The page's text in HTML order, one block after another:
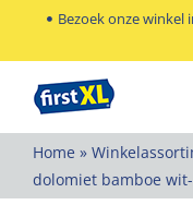
Bezoek onze winkel
Home »
dolomiet bamboe